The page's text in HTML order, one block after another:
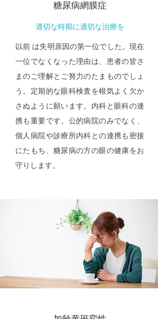
糖尿病網膜症
適切な時期に適切な治療を
以前 は失明原因の第一位でした。現在
一位でなくなった理由は、患者の皆さ
まのご理解とご努力のたまものでしょ
う。定期的な眼科検査を根気よく欠か
さぬように願います。内科と眼科の連
携も重要です。公的病院のみでなく、
個人病院や診療所内科との連携も密接
にたもち、糖尿病の方の眼の健康をお
守りします。